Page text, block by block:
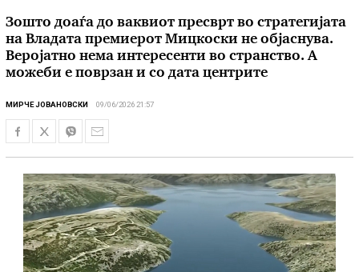
Зошто доаѓа до ваквиот пресврт во стратегијата
на Владата премиерот Мицкоски не објаснува.
Веројатно нема интересенти во странство. А
можеби е поврзан и со дата центрите
МИРЧЕ ЈОВАНОВСКИ 09/06/2026 21:57